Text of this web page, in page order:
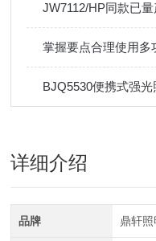
掌握要点合理使用多
BJQ5530便携式强
详细介绍
品牌 鼎轩照